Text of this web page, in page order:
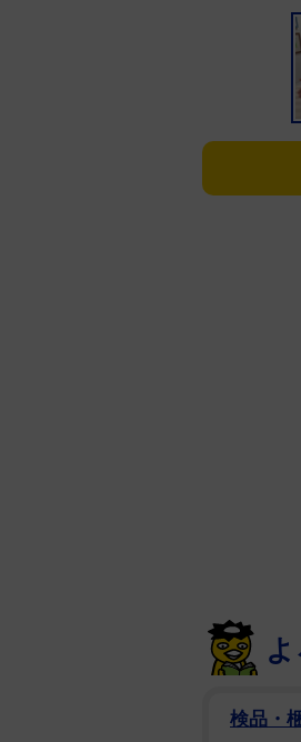
検品・